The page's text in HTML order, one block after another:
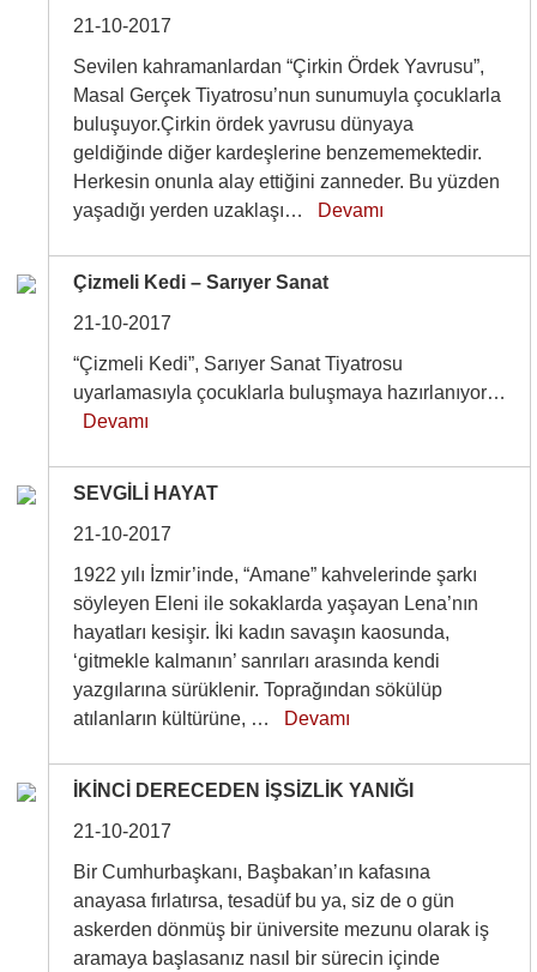
21-10-2017
Sevilen kahramanlardan “Çirkin Ördek Yavrusu”,
Masal Gerçek Tiyatrosu’nun sunumuyla çocuklarla
buluşuyor.Çirkin ördek yavrusu dünyaya
geldiğinde diğer kardeşlerine benzememektedir.
Herkesin onunla alay ettiğini zanneder. Bu yüzden
yaşadığı yerden uzaklaşı… Devamı
Çizmeli Kedi – Sarıyer Sanat
21-10-2017
“Çizmeli Kedi”, Sarıyer Sanat Tiyatrosu
uyarlamasıyla çocuklarla buluşmaya hazırlanıyor…
Devamı
SEVGİLİ HAYAT
21-10-2017
1922 yılı İzmir’inde, “Amane” kahvelerinde şarkı
söyleyen Eleni ile sokaklarda yaşayan Lena’nın
hayatları kesişir. İki kadın savaşın kaosunda,
‘gitmekle kalmanın’ sanrıları arasında kendi
yazgılarına sürüklenir. Toprağından sökülüp
atılanların kültürüne, … Devamı
İKİNCİ DERECEDEN İŞSİZLİK YANIĞI
21-10-2017
Bir Cumhurbaşkanı, Başbakan’ın kafasına
anayasa fırlatırsa, tesadüf bu ya, siz de o gün
askerden dönmüş bir üniversite mezunu olarak iş
aramaya başlasanız nasıl bir sürecin içinde